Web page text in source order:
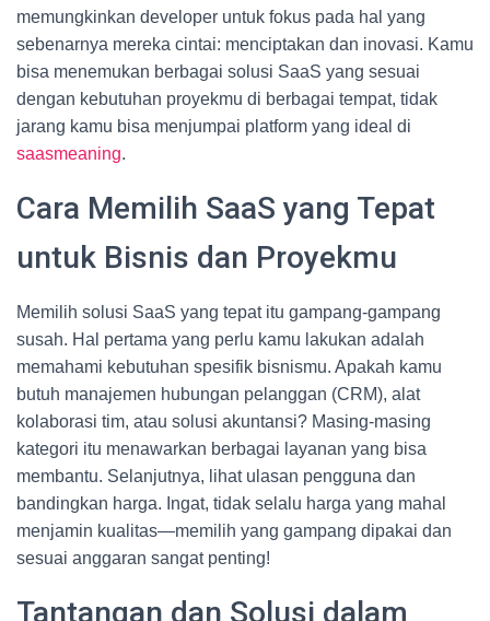
memungkinkan developer untuk fokus pada hal yang
sebenarnya mereka cintai: menciptakan dan inovasi. Kamu
bisa menemukan berbagai solusi SaaS yang sesuai
dengan kebutuhan proyekmu di berbagai tempat, tidak
jarang kamu bisa menjumpai platform yang ideal di
saasmeaning.
Cara Memilih SaaS yang Tepat
untuk Bisnis dan Proyekmu
Memilih solusi SaaS yang tepat itu gampang-gampang
susah. Hal pertama yang perlu kamu lakukan adalah
memahami kebutuhan spesifik bisnismu. Apakah kamu
butuh manajemen hubungan pelanggan (CRM), alat
kolaborasi tim, atau solusi akuntansi? Masing-masing
kategori itu menawarkan berbagai layanan yang bisa
membantu. Selanjutnya, lihat ulasan pengguna dan
bandingkan harga. Ingat, tidak selalu harga yang mahal
menjamin kualitas—memilih yang gampang dipakai dan
sesuai anggaran sangat penting!
Tantangan dan Solusi dalam